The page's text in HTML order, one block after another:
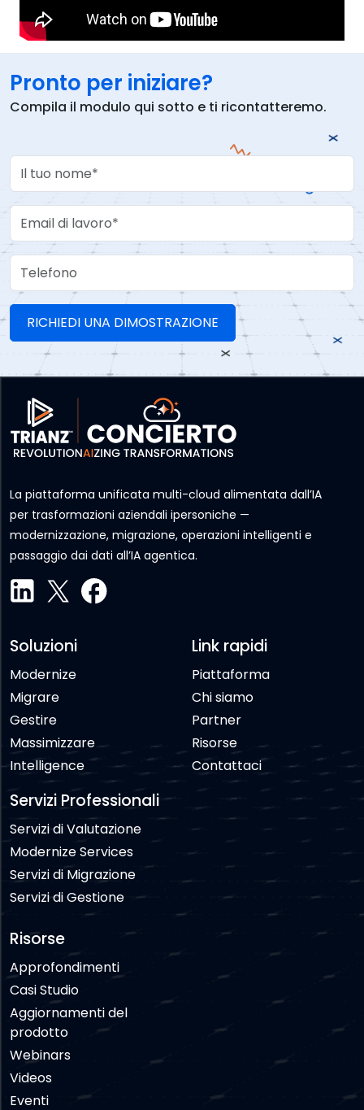
Pronto per iniziare?
Compila il modulo qui sotto e ti ricontatteremo.
Your Name
Work Email
Telefono
La piattaforma unificata multi-cloud alimentata dall’IA
per trasformazioni aziendali ipersoniche —
modernizzazione, migrazione, operazioni intelligenti e
passaggio dai dati all’IA agentica.
Soluzioni
Modernize
Migrare
Gestire
Massimizzare
Intelligence
Servizi Professionali
Servizi di Valutazione
Modernize Services
Servizi di Migrazione
Servizi di Gestione
Link rapidi
Piattaforma
Chi siamo
Partner
Risorse
Contattaci
Risorse
Approfondimenti
Casi Studio
Aggiornamenti del
prodotto
Webinars
Videos
Eventi